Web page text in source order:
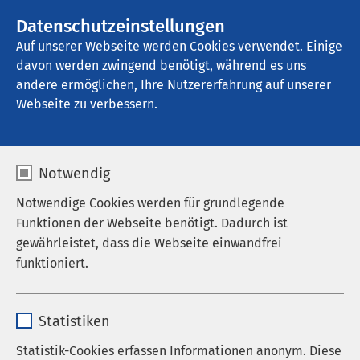
Datenschutzeinstellungen
Auf unserer Webseite werden Cookies verwendet. Einige
davon werden zwingend benötigt, während es uns
andere ermöglichen, Ihre Nutzererfahrung auf unserer
Webseite zu verbessern.
Notwendig
Notwendige Cookies werden für grundlegende
Funktionen der Webseite benötigt. Dadurch ist
gewährleistet, dass die Webseite einwandfrei
funktioniert.
Anbieter sgalinski
Statistiken
Statistik-Cookies erfassen Informationen anonym. Diese
Aktuelles
Nachrichten
Corona-Informationen
Veranstaltungen